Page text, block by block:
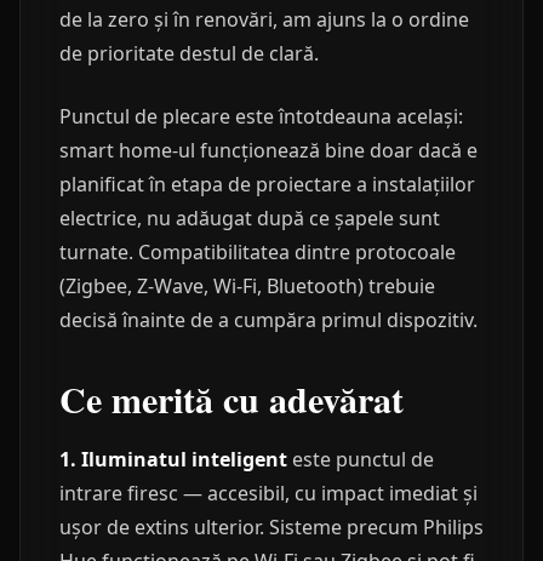
de la zero și în renovări, am ajuns la o ordine
de prioritate destul de clară.
Punctul de plecare este întotdeauna același:
smart home-ul funcționează bine doar dacă e
planificat în etapa de proiectare a instalațiilor
electrice, nu adăugat după ce șapele sunt
turnate. Compatibilitatea dintre protocoale
(Zigbee, Z-Wave, Wi-Fi, Bluetooth) trebuie
decisă înainte de a cumpăra primul dispozitiv.
Ce merită cu adevărat
1. Iluminatul inteligent este punctul de
intrare firesc — accesibil, cu impact imediat și
ușor de extins ulterior. Sisteme precum Philips